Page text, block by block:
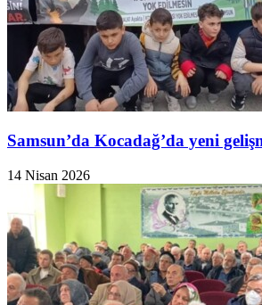
Samsun’da Kocadağ’da yeni
14 Nisan 2026